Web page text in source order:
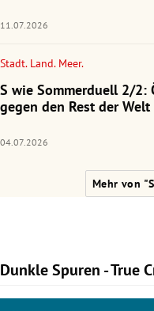
11.07.2026
Stadt. Land. Meer.
S wie Sommerduell 2/2:
gegen den Rest der Welt
04.07.2026
Mehr von
Dunkle Spuren - True
Slide 1 von 9